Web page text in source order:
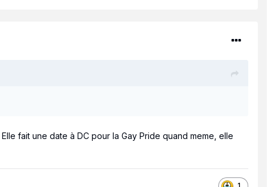
fait une date à DC pour la Gay Pride quand meme, elle